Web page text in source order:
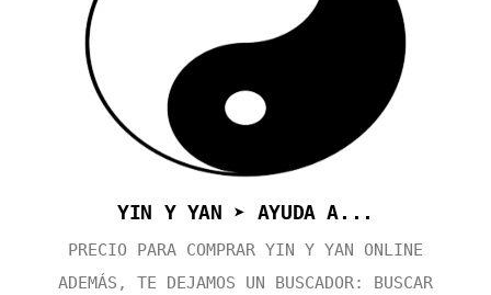
YIN Y YAN ➤ AYUDA A...
PRECIO PARA COMPRAR YIN Y YAN ONLINE
ADEMÁS, TE DEJAMOS UN BUSCADOR: BUSCAR